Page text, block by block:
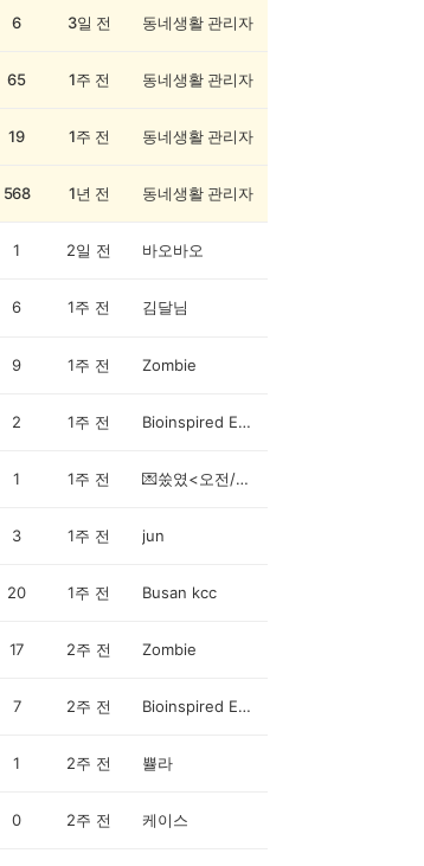
6 3일 전 동네생활 관리자
65 1주 전 동네생활 관리자
19 1주 전 동네생활 관리자
568 1년 전 동네생활 관리자
1 2일 전 바오바오
6 1주 전 김달님
9 1주 전 Zombie
2 1주 전 Bioinspired Engineer
1 1주 전 💌쑸였<오전/새벽>💌
3 1주 전 jun
20 1주 전 Busan kcc
17 2주 전 Zombie
7 2주 전 Bioinspired Engineer
1 2주 전 쁄라
0 2주 전 케이스